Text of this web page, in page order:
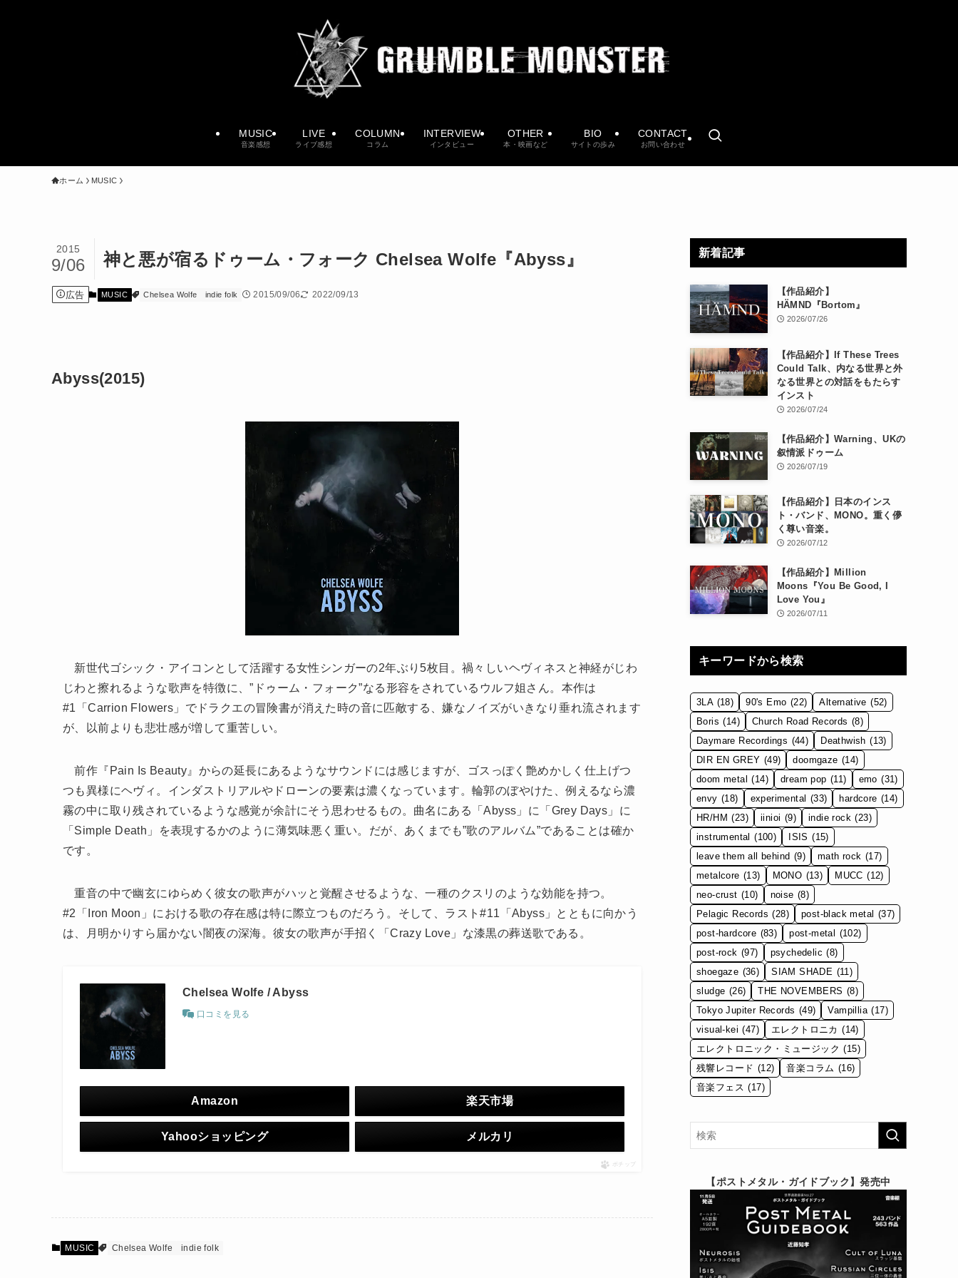
MUSIC
音楽感想
LIVE
ライブ感想
COLUMN
コラム
INTERVIEW
インタビュー
OTHER
本・映画など
BIO
サイトの歩み
CONTACT
お問い合わせ
ホーム MUSIC
神と悪が宿るドゥーム・フォーク Chelsea Wolfe『Abyss』
2015
9/06
広告 MUSIC Chelsea Wolfe indie folk 2015/09/06 2022/09/13
Abyss(2015)
新世代ゴシック・アイコンとして活躍する女性シンガーの2年ぶり5枚目。禍々しいヘヴィネスと神経がじわ
じわと擦れるような歌声を特徴に、”ドゥーム・フォーク”なる形容をされているウルフ姐さん。本作は
#1「Carrion Flowers」でドラクエの冒険書が消えた時の音に匹敵する、嫌なノイズがいきなり垂れ流されます
が、以前よりも悲壮感が増して重苦しい。
前作『Pain Is Beauty』からの延長にあるようなサウンドには感じますが、ゴスっぽく艶めかしく仕上げつ
つも異様にヘヴィ。インダストリアルやドローンの要素は濃くなっています。輪郭のぼやけた、例えるなら濃
霧の中に取り残されているような感覚が余計にそう思わせるもの。曲名にある「Abyss」に「Grey Days」に
「Simple Death」を表現するかのように薄気味悪く重い。だが、あくまでも”歌のアルバム”であることは確か
です。
重音の中で幽玄にゆらめく彼女の歌声がハッと覚醒させるような、一種のクスリのような効能を持つ。
#2「Iron Moon」における歌の存在感は特に際立つものだろう。そして、ラスト#11「Abyss」とともに向かう
は、月明かりすら届かない闇夜の深海。彼女の歌声が手招く「Crazy Love」な漆黒の葬送歌である。
Chelsea Wolfe / Abyss
口コミを見る
Amazon 楽天市場
Yahooショッピング メルカリ
ポチップ
MUSIC Chelsea Wolfe indie folk
新着記事
【作品紹介】
HÄMND『Bortom』
2026/07/26
【作品紹介】If These Trees
Could Talk、内なる世界と外
なる世界との対話をもたらす
インスト
2026/07/24
【作品紹介】Warning、UKの
叙情派ドゥーム
2026/07/19
【作品紹介】日本のインス
ト・バンド、MONO。重く儚
く尊い音楽。
2026/07/12
【作品紹介】Million
Moons『You Be Good, I
Love You』
2026/07/11
キーワードから検索
3LA (18) 90's Emo (22) Alternative (52)
Boris (14) Church Road Records (8)
Daymare Recordings (44) Deathwish (13)
DIR EN GREY (49) doomgaze (14)
doom metal (14) dream pop (11) emo (31)
envy (18) experimental (33) hardcore (14)
HR/HM (23) iinioi (9) indie rock (23)
instrumental (100) ISIS (15)
leave them all behind (9) math rock (17)
metalcore (13) MONO (13) MUCC (12)
neo-crust (10) noise (8)
Pelagic Records (28) post-black metal (37)
post-hardcore (83) post-metal (102)
post-rock (97) psychedelic (8)
shoegaze (36) SIAM SHADE (11)
sludge (26) THE NOVEMBERS (8)
Tokyo Jupiter Records (49) Vampillia (17)
visual-kei (47) エレクトロニカ (14)
エレクトロニック・ミュージック (15)
残響レコード (12) 音楽コラム (16)
音楽フェス (17)
【ポストメタル・ガイドブック】発売中